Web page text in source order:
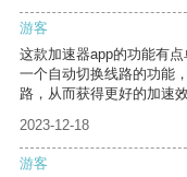
游客
这款加速器app的功能有
一个自动切换线路的功能
路，从而获得更好的加速效
2023-12-18
游客